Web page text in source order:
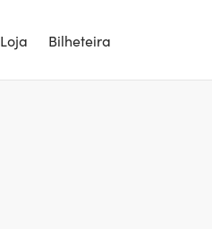
Loja Bilheteira